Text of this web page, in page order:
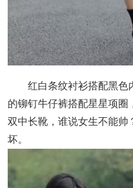
红白条纹衬衫搭配黑色
的铆钉牛仔裤搭配星星项圈
双中长靴，谁说女生不能帅
坏。